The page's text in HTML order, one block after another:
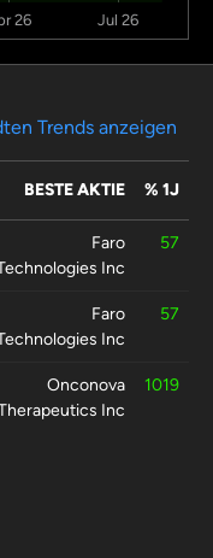
26 Jul 26
BESTE AKTIE % 1J
Faro
Inc
57
Faro
Inc
57
Onconova
Inc
1019
Trends anzeigen